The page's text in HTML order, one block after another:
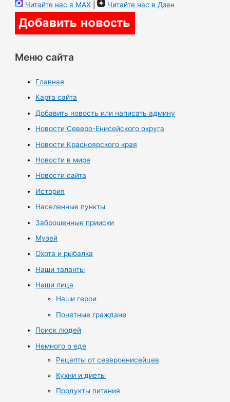
Читайте нас в MAX | Читайте нас в Дзен
Меню сайта
Главная
Карта сайта
Добавить новость или написать админу
Новости Северо-Енисейского округа
Новости Красноярского края
Новости в мире
Новости сайта
История
Населенные пункты
Заброшенные прииски
Музей
Охота и рыбалка
Наши таланты
Наши лица
Наши герои
Почетные граждане
Поиск людей
Немного о еде
Рецепты от североенисейцев
Кухни и диеты
Продукты питания